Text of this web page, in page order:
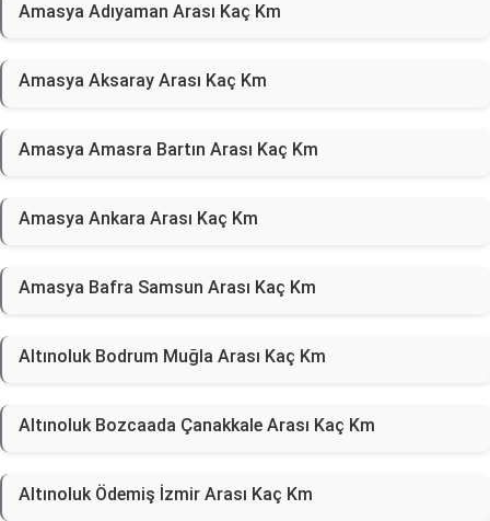
Amasya Adıyaman Arası Kaç Km
Amasya Aksaray Arası Kaç Km
Amasya Amasra Bartın Arası Kaç Km
Amasya Ankara Arası Kaç Km
Amasya Bafra Samsun Arası Kaç Km
Altınoluk Bodrum Muğla Arası Kaç Km
Altınoluk Bozcaada Çanakkale Arası Kaç Km
Altınoluk Ödemiş İzmir Arası Kaç Km